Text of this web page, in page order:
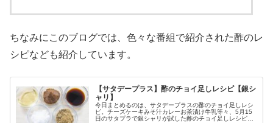
ちなみにこのブログでは、色々な番組で紹介された酢のレ
シピなども紹介しています。
【サタデープラス】酢のチョイ足しレシピ【銀シ
ャリ】
今日まとめるのは、サタデープラスの酢のチョイ足しレシ
ピ。チーズケーキみそ汁カレーお茶漬け牛乳等々、5月15
日のサタプラで銀シャリが試した酢のチョイ足しレシピに